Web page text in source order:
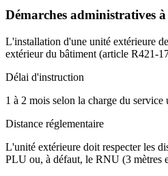
Démarches administratives à
L'installation d'une unité extérieure
extérieur du bâtiment (article R421-
Délai d'instruction
1 à 2 mois selon la charge du service
Distance réglementaire
L'unité extérieure doit respecter les
PLU ou, à défaut, le RNU (3 mètres